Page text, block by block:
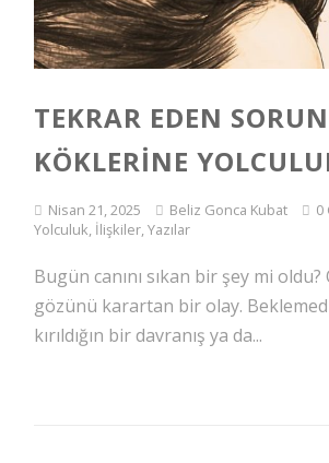
TEKRAR EDEN
KÖKLERINE
Nisan 21, 2025 Beliz Gonca Kubat 0
Yolculuk, İlişkiler,Yazılar
Bugün canını sıkan bir şey mi
gözünü karartan bir olay.
kırıldığın bir davranış ya da...